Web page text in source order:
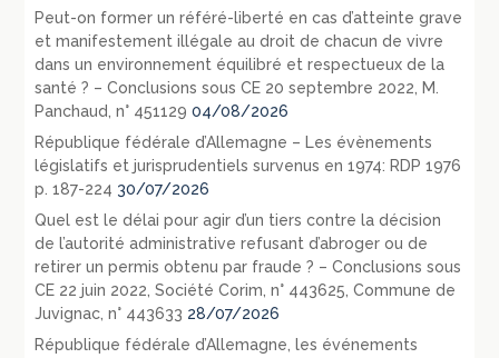
Peut-on former un référé-liberté en cas d’atteinte grave
et manifestement illégale au droit de chacun de vivre
dans un environnement équilibré et respectueux de la
santé ? – Conclusions sous CE 20 septembre 2022, M.
Panchaud, n° 451129 04/08/2026
République fédérale d’Allemagne – Les évènements
législatifs et jurisprudentiels survenus en 1974: RDP 1976
p. 187-224 30/07/2026
Quel est le délai pour agir d’un tiers contre la décision
de l’autorité administrative refusant d’abroger ou de
retirer un permis obtenu par fraude ? – Conclusions sous
CE 22 juin 2022, Société Corim, n° 443625, Commune de
Juvignac, n° 443633 28/07/2026
République fédérale d’Allemagne, les événements